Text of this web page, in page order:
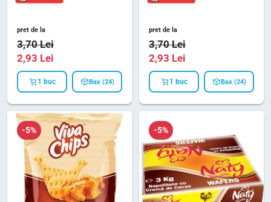
pret de la
3,70Lei
2,93 Lei
1 buc Bax (24)
pret de la
3,70Lei
2,93 Lei
1 buc Bax (24)
-5% -5%